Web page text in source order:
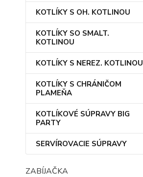
KOTLÍKY S OH. KOTLINOU
KOTLÍKY SO SMALT.
KOTLINOU
KOTLÍKY S NEREZ. KOTLINOU
KOTLÍKY S CHRÁNIČOM
PLAMEŇA
KOTLÍKOVÉ SÚPRAVY BIG
PARTY
SERVÍROVACIE SÚPRAVY
ZABÍJAČKA